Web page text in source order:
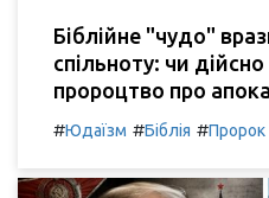
Біблійне "чудо"
спільноту: чи
пророцтво про
#Юдаїзм #Біблія #Пророк